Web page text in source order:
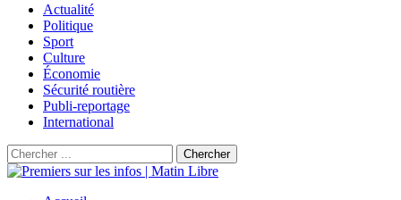
Actualité
Politique
Sport
Culture
Économie
Sécurité routière
Publi-reportage
International